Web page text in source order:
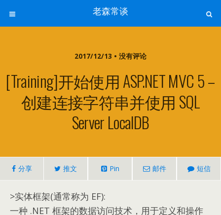
老森常谈
2017/12/13 • 没有评论
[training]开始使用 ASP.NET MVC 5 –
创建连接字符串并使用 SQL
Server LocalDB
分享 推文 Pin 邮件 短信
>实体框架(通常称为 EF):
一种 .NET 框架的数据访问技术，用于定义和操作